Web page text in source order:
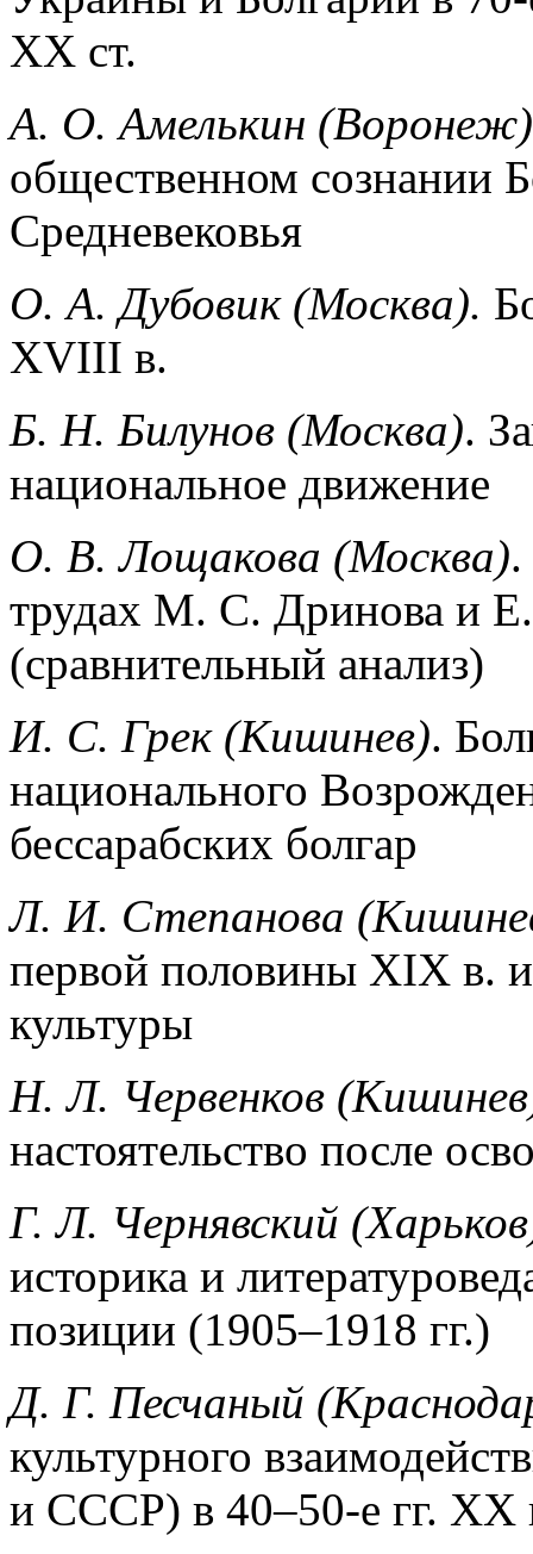
XX ст.
А. О. Амелькин (Воронеж)
общественном со­знании
Средневековья
О. А. Дубовик (Москва).
XVIII в.
Б. Н. Билунов (Москва).
национальное движение
О. В. Лощакова (Москва)
трудах М. С. Дринова и
(сравнительный анализ)
И. С. Грек (Кишинев).
национального
бессарабских болгар
Л. И. Степанова
первой половины XIX в.
культуры
Н. Л. Червенков
настоятельство после
Г. Л. Чернявский
историка и
позиции (1905–1918 гг.)
Д. Г. Песчаный
культурного
и СССР) в 40–50-е гг. XX